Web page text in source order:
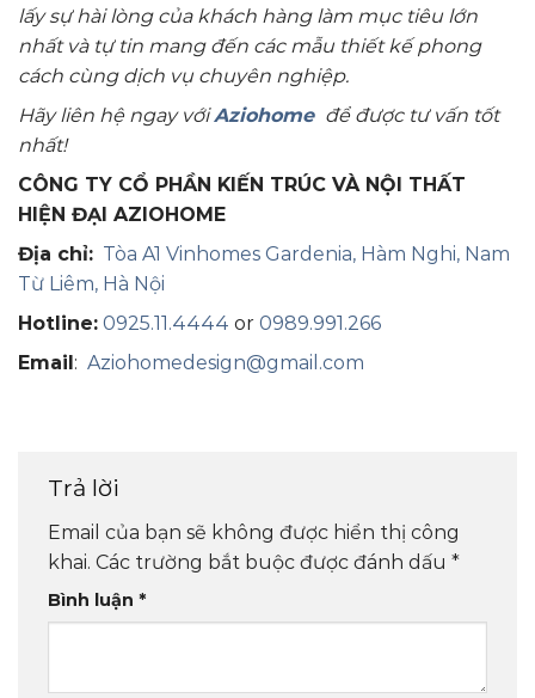
lấy sự hài lòng của khách hàng làm mục tiêu lớn
nhất và tự tin mang đến các mẫu thiết kế phong
cách cùng dịch vụ chuyên nghiệp.
Hãy liên hệ ngay vớiAziohome để được tư vấn tốt
nhất!
CÔNG TY CỔ PHẦN KIẾN TRÚC VÀ NỘI THẤT
HIỆN ĐẠI AZIOHOME
Địa chỉ: Tòa A1 Vinhomes Gardenia, Hàm Nghi, Nam
Từ Liêm, Hà Nội
Hotline: 0925.11.4444 or 0989.991.266
Email : Aziohomedesign@gmail.com
Trả lời
Email của bạn sẽ không được hiển thị công
khai. Các trường bắt buộc được đánh dấu *
Bình luận *